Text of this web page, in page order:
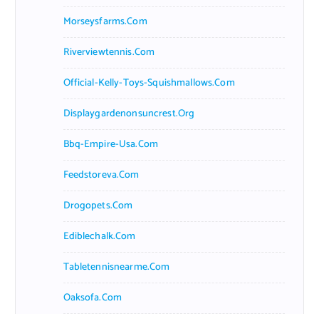
Morseysfarms.com
Riverviewtennis.com
Official-Kelly-Toys-Squishmallows.com
Displaygardenonsuncrest.org
Bbq-Empire-Usa.com
Feedstoreva.com
Drogopets.com
Ediblechalk.com
Tabletennisnearme.com
Oaksofa.com